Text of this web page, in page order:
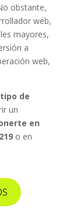
obstante,
web,
mayores,
a
web,
de
un
en
o en